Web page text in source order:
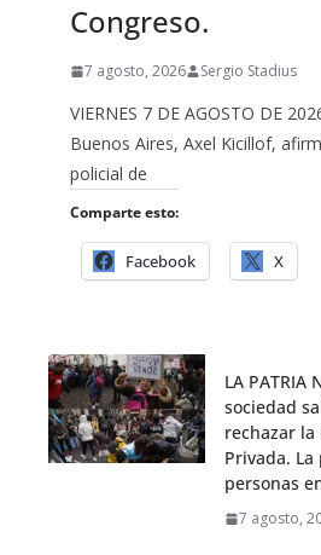
Congreso.
7 agosto, 2026 Sergio Stadius
VIERNES 7 DE AGOSTO DE
Buenos Aires, Axel Kicillof,
policial de
Comparte esto:
Facebook X
LA PATRIA
sociedad
rechazar la
Privada.
personas
7 agosto,